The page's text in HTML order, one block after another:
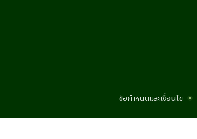
ข้อกำหนดและเงื่อนไข